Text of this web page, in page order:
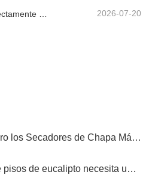
2026-07-20
¿Realmente Ahorran Dinero los Secadores de Chapa Más Grandes?
¿Por qué la producción de pisos de eucalipto necesita un secador de chapas?